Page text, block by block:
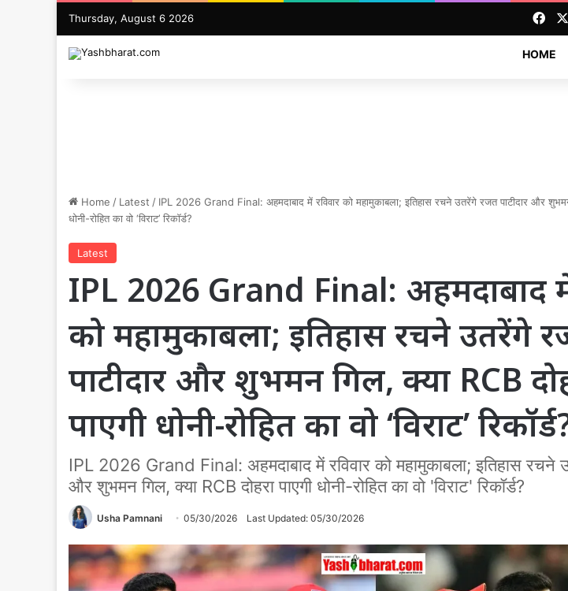
Thursday, August 6 2026
HOME
Home / Latest / IPL 2026 Grand Final: अहमदाबाद में रविवार को महामुकाबला; इतिहास रचने उतरेंगे रजत पाटीदार और शुभमन
धोनी-रोहित का वो ‘विराट’ रिकॉर्ड?
Latest
IPL 2026 Grand Final: अहमदाबाद में
को महामुकाबला; इतिहास रचने उतरेंगे
पाटीदार और शुभमन गिल, क्या RCB
पाएगी धोनी-रोहित का वो ‘विराट’
IPL 2026 Grand Final: अहमदाबाद में रविवार को महामुकाबला; इतिहास रचने
और शुभमन गिल, क्या RCB दोहरा पाएगी धोनी-रोहित का वो 'विराट' रिकॉर्ड?
Usha Pamnani 05/30/2026 Last Updated: 05/30/2026